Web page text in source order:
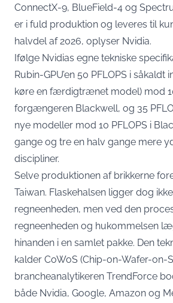
ConnectX-9, BlueField-4 og
er i fuld produktion og leveres til
halvdel af 2026, oplyser Nvidia.
Ifølge Nvidias egne tekniske
Rubin-GPU’en 50 PFLOPS i såkaldt
køre en færdigtrænet model) mod
forgængeren Blackwell, og 35
nye modeller mod 10 PFLOPS i
gange og tre en halv gange mere
discipliner.
Selve produktionen af brikkerne
Taiwan. Flaskehalsen ligger dog
regneenheden, men ved den
regneenheden og hukommelsen
hinanden i en samlet pakke. Den
kalder CoWoS (Chip-on-Wafer-on-
brancheanalytikeren TrendForce
både Nvidia, Google, Amazon og